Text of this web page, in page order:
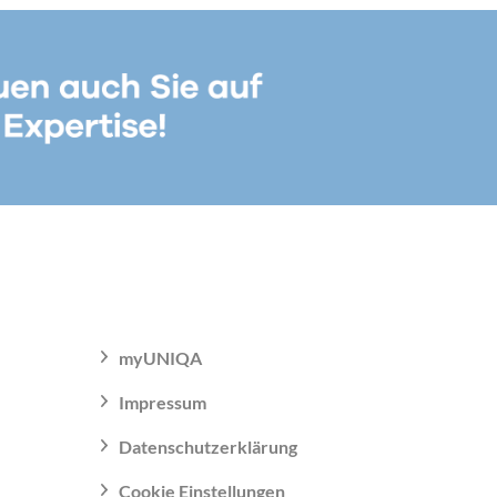
myUNIQA
Impressum
Datenschutzerklärung
Cookie Einstellungen